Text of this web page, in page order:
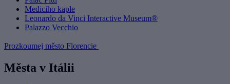
Mediciho kaple
Leonardo da Vinci Interactive Museum®
Palazzo Vecchio
Prozkoumej město Florencie
Města v Itálii